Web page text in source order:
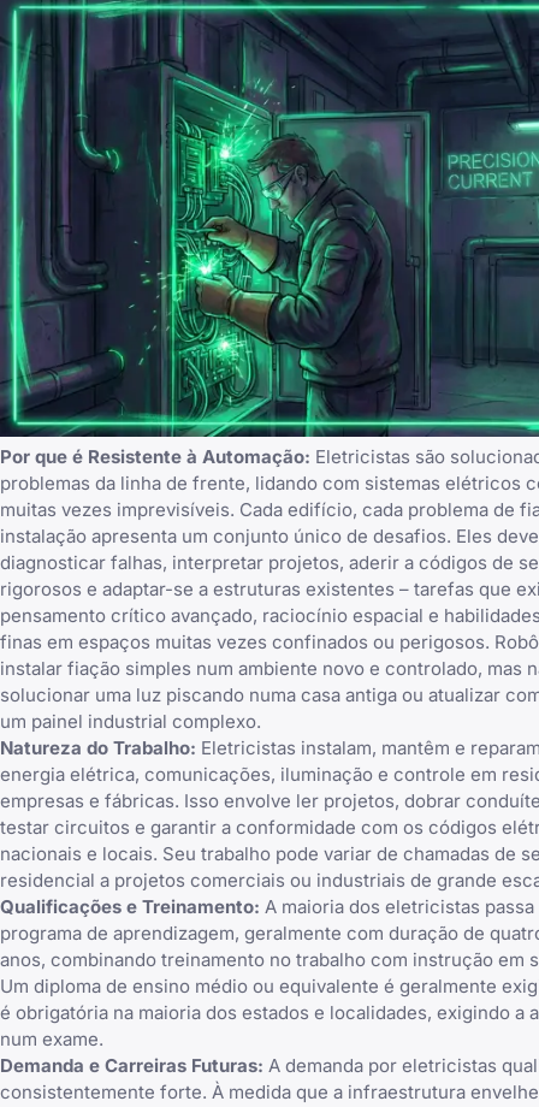
Por que é Resistente à Automação: Eletricistas são
problemas da linha de frente, lidando com sistemas elétricos
muitas vezes imprevisíveis. Cada edifício, cada problema de
instalação apresenta um conjunto único de desafios. Eles
diagnosticar falhas, interpretar projetos, aderir a códigos de
rigorosos e adaptar-se a estruturas existentes – tarefas que
pensamento crítico avançado, raciocínio espacial e
finas em espaços muitas vezes confinados ou perigosos.
instalar fiação simples num ambiente novo e controlado, mas
solucionar uma luz piscando numa casa antiga ou atualizar
um painel industrial complexo.
Natureza do Trabalho: Eletricistas instalam, mantêm e
energia elétrica, comunicações, iluminação e controle em
empresas e fábricas. Isso envolve ler projetos, dobrar
testar circuitos e garantir a conformidade com os códigos
nacionais e locais. Seu trabalho pode variar de chamadas de
residencial a projetos comerciais ou industriais de grande
Qualificações e Treinamento: A maioria dos eletricistas
programa de aprendizagem, geralmente com duração de
anos, combinando treinamento no trabalho com instrução em
Um diploma de ensino médio ou equivalente é geralmente
é obrigatória na maioria dos estados e localidades, exigindo a
num exame.
Demanda e Carreiras Futuras: A demanda por eletricistas
consistentemente forte. À medida que a infraestrutura